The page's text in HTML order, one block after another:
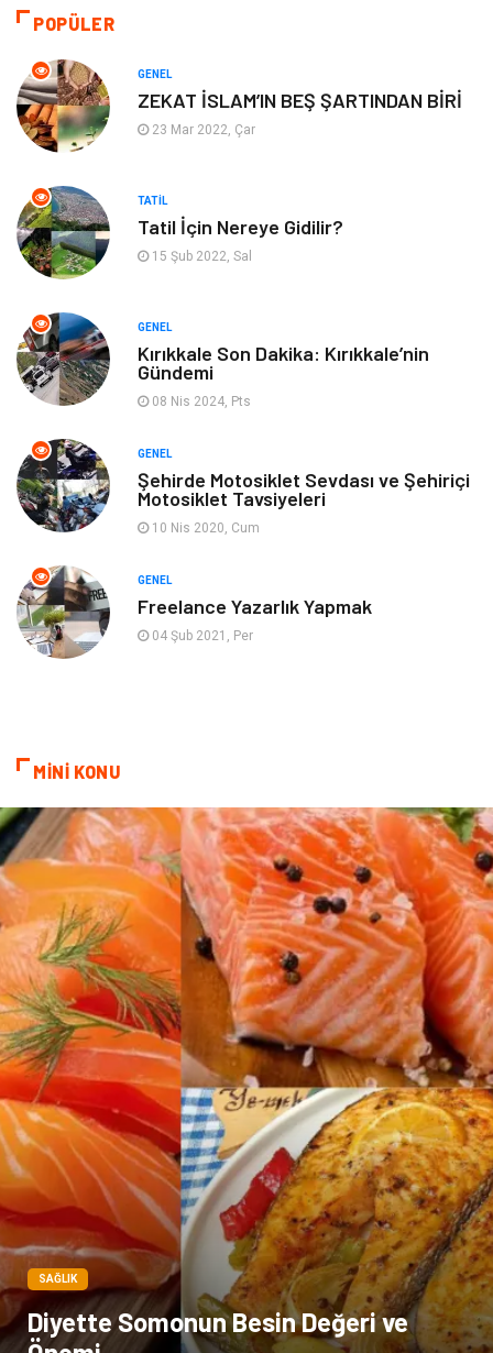
Hukuk
Aksesuar
Organizasyon
Bebek Giyim Mobilya
POPÜLER
GENEL
ZEKAT İSLAM’IN BEŞ ŞARTINDAN BİRİ
23 Mar 2022, Çar
TATIL
Tatil İçin Nereye Gidilir?
15 Şub 2022, Sal
GENEL
Kırıkkale Son Dakika: Kırıkkale’nin
Gündemi
08 Nis 2024, Pts
GENEL
Şehirde Motosiklet Sevdası ve Şehiriçi
Motosiklet Tavsiyeleri
10 Nis 2020, Cum
GENEL
Freelance Yazarlık Yapmak
04 Şub 2021, Per
MİNİ KONU
SAĞLIK
Diyette Somonun Besin Değeri ve